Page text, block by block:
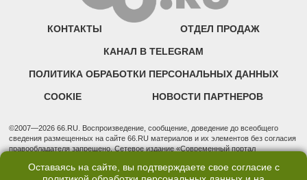
КОНТАКТЫ ОТДЕЛ ПРОДАЖ
КАНАЛ В TELEGRAM
ПОЛИТИКА ОБРАБОТКИ ПЕРСОНАЛЬНЫХ ДАННЫХ
COOKIE НОВОСТИ ПАРТНЕРОВ
©2007—2026 66.RU. Воспроизведение, сообщение, доведение до всеобщего
сведения размещенных на сайте 66.RU материалов и их элементов без согласия
правообладателя запрещено. Сетевое издание «Современный портал
надзору в сфере связи, информационных технологий и массовых коммуникаций
Оставаясь на сайте, вы подтверждаете свое согласие с